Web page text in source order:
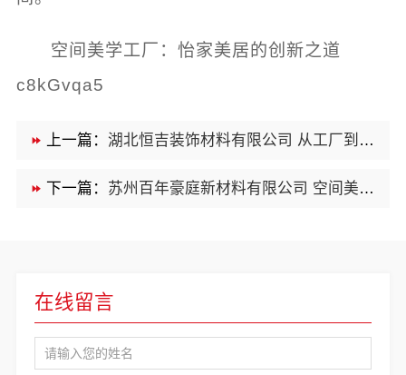
空间美学工厂：怡家美居的创新之道
c8kGvqa5
上一篇： 湖北恒吉装饰材料有限公司 从工厂到空间 美学升级之路
下一篇： 苏州百年豪庭新材料有限公司 空间美学工厂
在线留言